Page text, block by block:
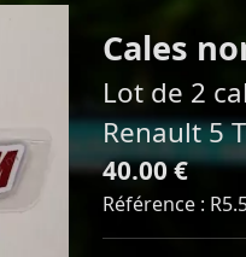
Cales
Lot de 2
Renault 5
40.00 €
Référence :